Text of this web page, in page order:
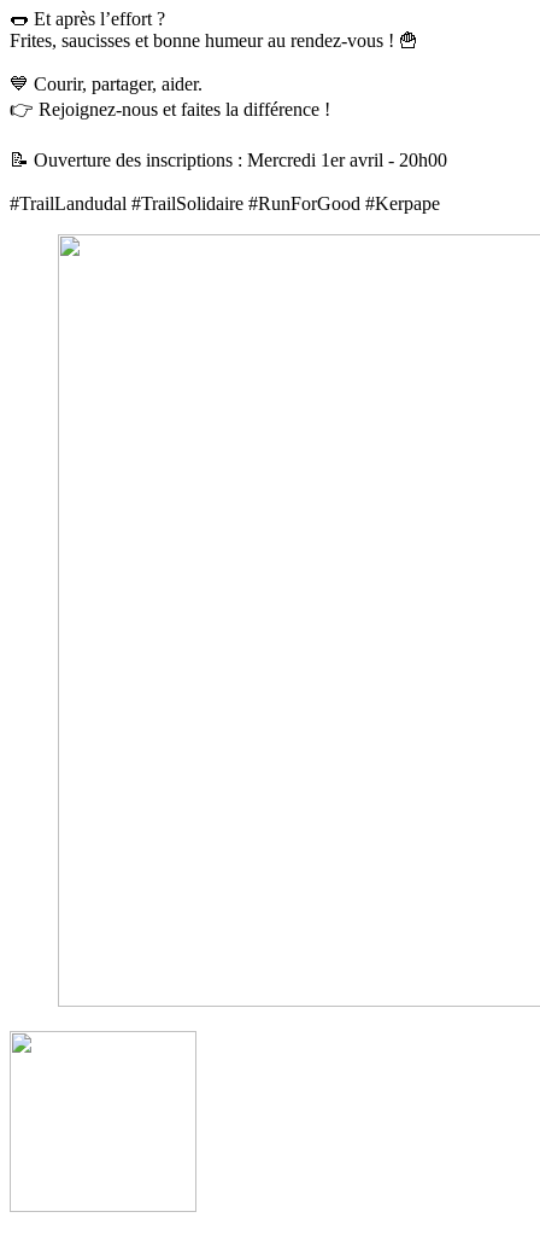
🌭 Et après l’effort ?
Frites, saucisses et bonne humeur au rendez-vous ! 🍟
💙 Courir, partager, aider.
👉 Rejoignez-nous et faites la différence !
📝 Ouverture des inscriptions : Mercredi 1er avril - 20h00
#TrailLandudal #TrailSolidaire #RunForGood #Kerpape